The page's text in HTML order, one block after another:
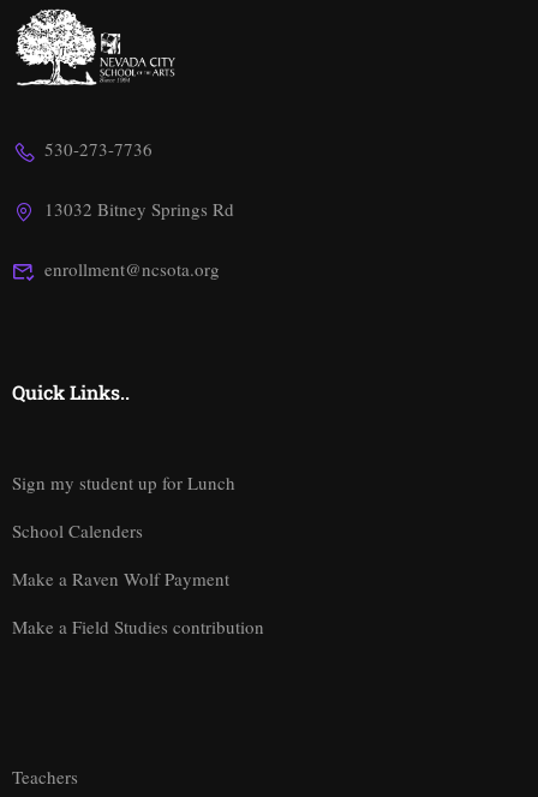
530-273-7736
13032 Bitney Springs Rd
enrollment@ncsota.org
Quick Links..
Sign my student up for Lunch
School Calenders
Make a Raven Wolf Payment
Make a Field Studies contribution
Teachers